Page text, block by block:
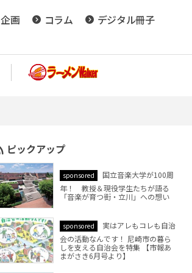
企画 コラム
デジタル冊子
ピックアップ
sponsored
国立音楽大学が100周
年！ 教授＆現役学生たちが語る
「音楽が育つ街・立川」への想い
sponsored
実はアレもコレも自治
会の活動なんです！ 尼崎市の暮ら
しを支える自治会を特集 【市報あ
まがさき6月号より】